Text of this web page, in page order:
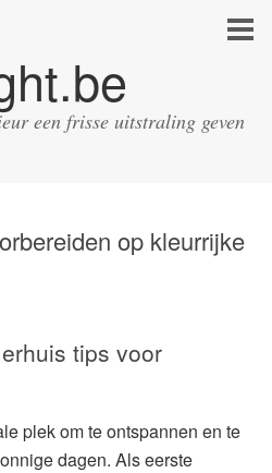
een frisse uitstraling geven
op kleurrijke
tips voor
plek om te ontspannen en te
dagen. Als eerste